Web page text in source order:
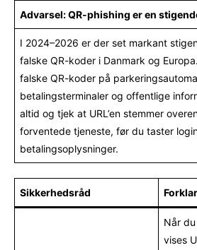
Advarsel: QR-phishing er en
I 2024–2026 er der set markant
falske QR-koder i Danmark og
falske QR-koder på
betalingsterminaler og offentlige
altid og tjek at URL’en stemmer
forventede tjeneste, før du taster
betalingsoplysninger.
Sikkerhedsråd
Når
vises